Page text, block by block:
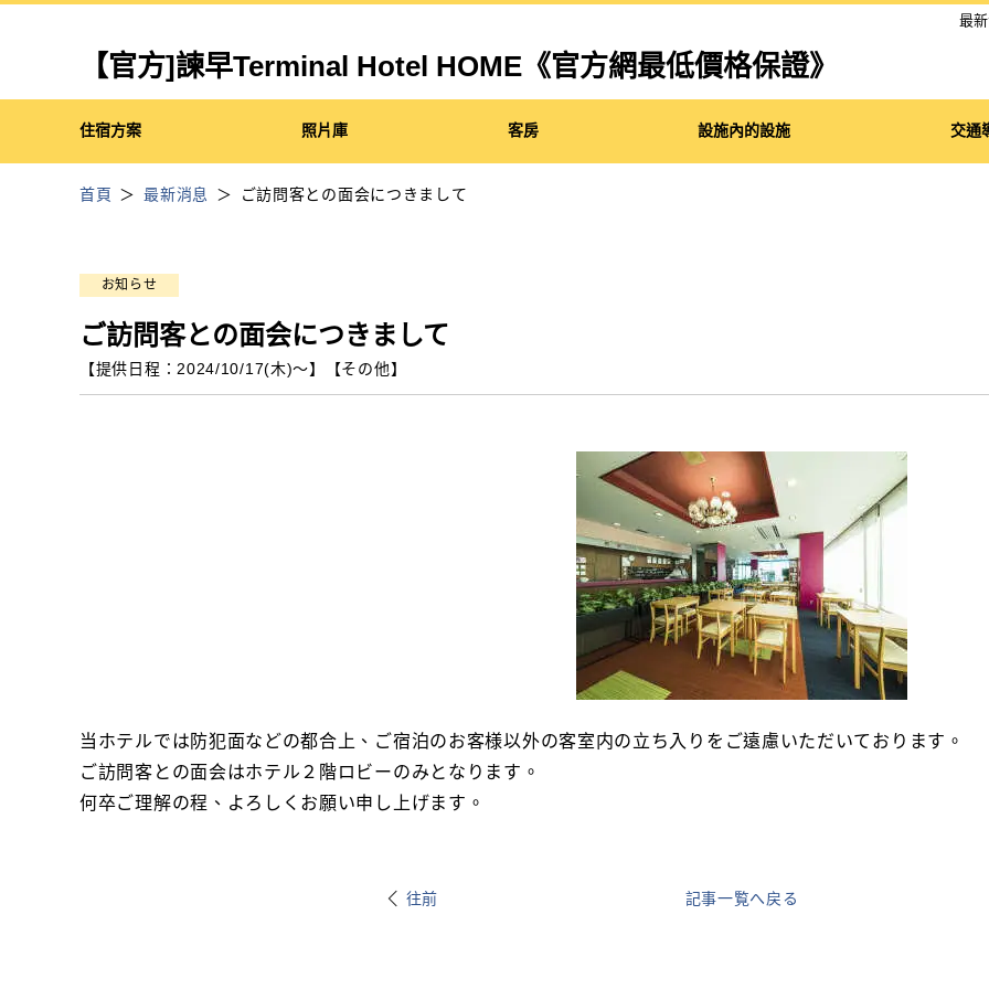
最
【官方]諫早Terminal Hotel HOME《官方網最低價格保證》
住宿方案 照片庫 客房 設施內的設施 交通
首頁 最新消息 ご訪問客との面会につきまして
お知らせ
ご訪問客との面会につきまして
【提供日程： 2024/10/17(木)〜】 【その他】
当ホテルでは防犯面などの都合上、ご宿泊のお客様以外の客室内の立ち入りをご遠慮いただいております。
ご訪問客との面会はホテル２階ロビーのみとなります。
何卒ご理解の程、よろしくお願い申し上げます。
往前 記事一覧へ戻る